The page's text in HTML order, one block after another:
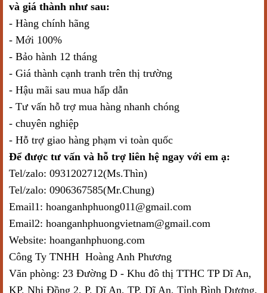
và giá thành như sau:
- Hàng chính hãng
- Mới 100%
- Bảo hành 12 tháng
- Giá thành cạnh tranh trên thị trường
- Hậu mãi sau mua hấp dẫn
- Tư vấn hỗ trợ mua hàng nhanh chóng
- chuyên nghiệp
- Hỗ trợ giao hàng phạm vi toàn quốc
Để được tư vấn và hỗ trợ liên hệ ngay với em ạ:
Tel/zalo: 0931202712(Ms.Thìn)
Tel/zalo: 0906367585(Mr.Chung)
Email1: hoanganhphuong011@gmail.com
Email2: hoanganhphuongvietnam@gmail.com
Website: hoanganhphuong.com
Công Ty TNHH Hoàng Anh Phương
Văn phòng: 23 Đường D - Khu đô thị TTHC TP Dĩ An,
KP. Nhị Đồng 2, P. Dĩ An, TP. Dĩ An, Tỉnh Bình Dương,